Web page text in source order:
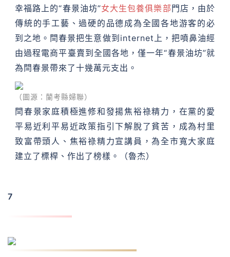
幸福路上的“春景油坊”女大生包養俱樂部 門店，由於
傳統的手工藝、過硬的品德成為全國各地游客的必
到之地。閆春景把生意做到internet上，把噴鼻油經
由過程電商平臺賣到全國各地，僅一年“春景油坊”就
為閆春景帶來了十幾萬元支出。
（圖源：蘭考縣婦聯）
閆春景家庭積極進修和發揚焦裕祿精力，在黨的愛
平易近利平易近政策指引下解脫了貧苦，成為村里
致富帶頭人、焦裕祿精力宣講員，為全市寬大家庭
建立了標桿、作出了榜樣。
（魯杰）
7